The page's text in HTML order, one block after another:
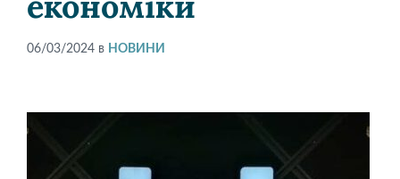
06/03/2024 в НОВИНИ